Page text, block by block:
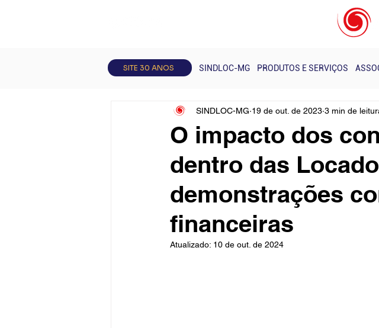
SITE 30 ANOS SINDLOC-MG PRODUTOS E SERVIÇOS
Todos posts Artigos Cursos e Eventos - Realizados
O impacto dos
dentro das
demonstrações
financeiras
SINDLOC-MG 19 de out. de 2023 3 min de
Atualizado: 10 de out. de 2024